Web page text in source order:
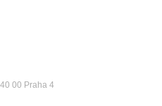
00 Praha 4